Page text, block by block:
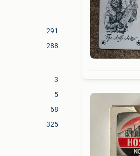
291
288
3
5
68
325